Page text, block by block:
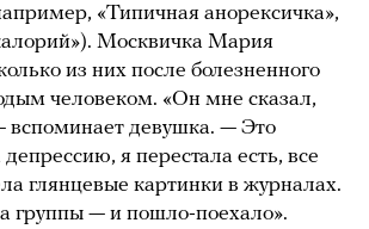
«Типичная анорексичка»,
Москвичка Мария
из них после болезненного
человеком. «Он мне сказал,
вспоминает девушка. — Это
я перестала есть, все
глянцевые картинки в журналах.
группы — и пошло-поехало».